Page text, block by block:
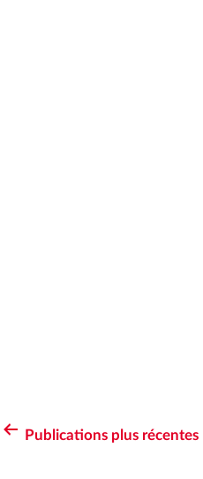
Publications plus récentes